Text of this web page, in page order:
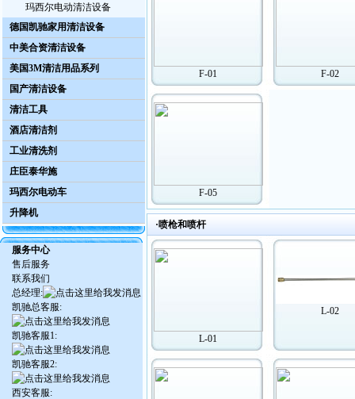
玛西尔电动清洁设备
德国凯驰家用清洁设备
中美合资清洁设备
美国3M清洁用品系列
国产清洁设备
清洁工具
酒店清洁剂
工业清洗剂
庄臣泰华施
玛西尔电动车
升降机
服务中心
售后服务
联系我们
总经理:
凯驰总客服:
凯驰客服1:
凯驰客服2:
西安客服:
F-01 F-02
F-05
·喷枪和喷杆
L-01
L-02